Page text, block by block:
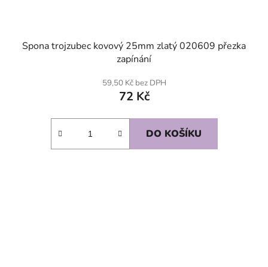
Spona trojzubec kovový 25mm zlatý 020609 přezka
zapínání
59,50 Kč bez DPH
72 Kč
DO KOŠÍKU